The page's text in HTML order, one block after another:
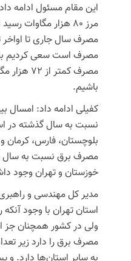
این مقام مسئول ادامه
مرز ۸۰ هزار مگاوات
مصرف سال جاری تا اواخر
مصرف است سعی کردیم
مصرف کمتر
باشیم.
کفیلی ادامه داد:
نسبت به سال گذشته در
بلوچستان، فارس،
مصرف برق نسبت به سال
خوزستان و تهران وجود
مدیر کل مهندسی و
استان تهران با وجود
ولی در کشور همچنان جز
مصرف برق را دارد زیر